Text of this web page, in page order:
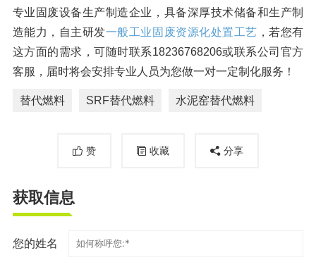
专业固废设备生产制造企业，具备深厚技术储备和生产制
造能力，自主研发一般工业固废资源化处置工艺 ，若您有
这方面的需求，可随时联系18236768206或联系公司官方
客服，届时将会安排专业人员为您做一对一定制化服务！
替代燃料 SRF替代燃料 水泥窑替代燃料
赞 收藏 分享
获取信息
您的姓名